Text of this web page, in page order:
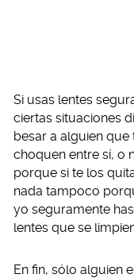
Si usas lentes
ciertas situaciones
besar a alguien
choquen entre sí, o
porque si te los
nada tampoco
yo seguramente
lentes que se
En fin, sólo alguien